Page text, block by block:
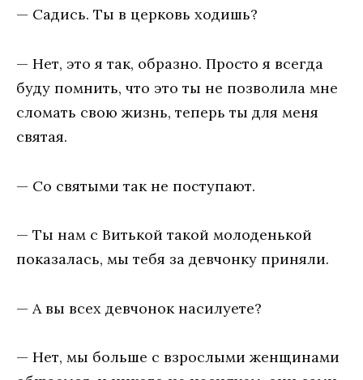
— Садись. Ты в церковь ходишь?
— Нет, это я так, образно. Просто я всегда
буду помнить, что это ты не позволила мне
сломать свою жизнь, теперь ты для меня
святая.
— Со святыми так не поступают.
— Ты нам с Витькой такой молоденькой
показалась, мы тебя за девчонку приняли.
— А вы всех девчонок насилуете?
— Нет, мы больше с взрослыми женщинами